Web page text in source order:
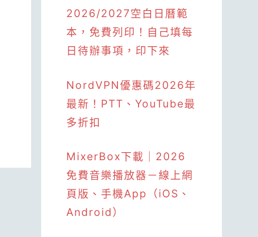
2026/2027空白日曆範
本，免費列印！自己填每
日待辦事項，印下來
NordVPN優惠碼2026年
最新！PTT、YouTube最
多折扣
MixerBox下載｜2026
免費音樂播放器－線上網
頁版、手機App（iOS、
Android）